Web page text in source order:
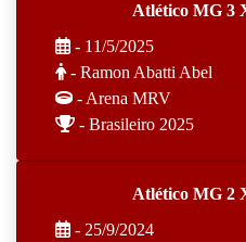
Atlético MG 3
- 11/5/2025
- Ramon Abatti Abel
- Arena MRV
- Brasileiro 2025
Atlético MG 2
- 25/9/2024